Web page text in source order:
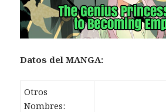
Datos del MANGA:
Otros
Nombres: